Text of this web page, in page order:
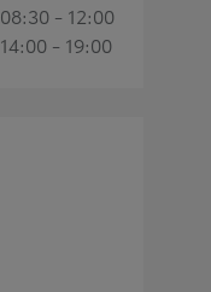
08:30 - 12:00
14:00 - 19:00